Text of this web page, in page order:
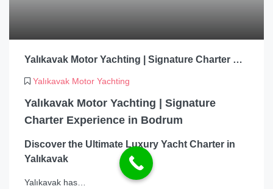
Yalıkavak Motor Yachting | Signature Charter Experience in Bodrum
Yalıkavak Motor Yachting
Yalıkavak Motor Yachting | Signature
Charter Experience in Bodrum
Discover the Ultimate Luxury Yacht Charter in
Yalıkavak
Yalıkavak has…